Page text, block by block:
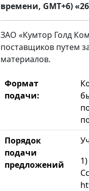
времени, GMT+6)
ЗАО «Кумтор Голд
поставщиков путем
материалов.
Формат
подачи:
Порядок
подачи
предложений